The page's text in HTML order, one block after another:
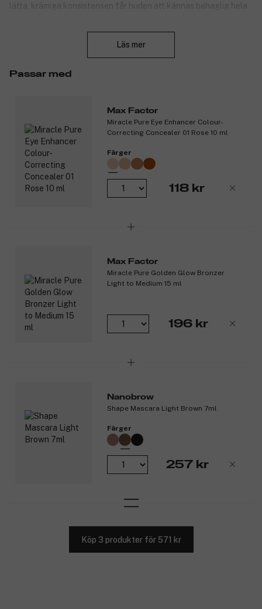
lätta, krämiga konsistensen får huden att kännas behaglig hela
Högpigmenterade livfulla nyanser som får huden att
Innehåller hyaluronsyra och skvalan.
Produktnummer:
Läs mer
Passar med
Max Factor
Miracle Pure Eye Enhancer Colour-
Correcting Concealer 01 Rose 10 ml
Färger
118 kr
Max Factor
Miracle Pure Golden Glow Bronzer
Light to Medium 15 ml
196 kr
Nanobrow
Shape Mascara Light Brown 7ml
Färger
257 kr
Köp 3 produkter för 571 kr